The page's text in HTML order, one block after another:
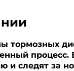
тормозных
следят за